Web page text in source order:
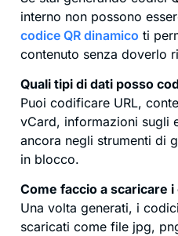
interno non possono
codice QR dinamico ti
contenuto senza doverlo
Quali tipi di dati posso
Puoi codificare URL,
vCard, informazioni sugli
ancora negli strumenti di
in blocco.
Come faccio a scaricare i
Una volta generati, i
scaricati come file jpg,